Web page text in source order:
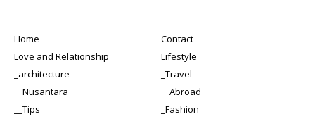
Home
Contact
Love and Relationship
Lifestyle
_architecture
_Travel
__Nusantara
__Abroad
__Tips
_Fashion